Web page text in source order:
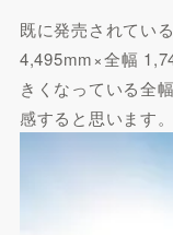
既に発売されてい
4,495mm×全幅
きくなっている全
感すると思います。